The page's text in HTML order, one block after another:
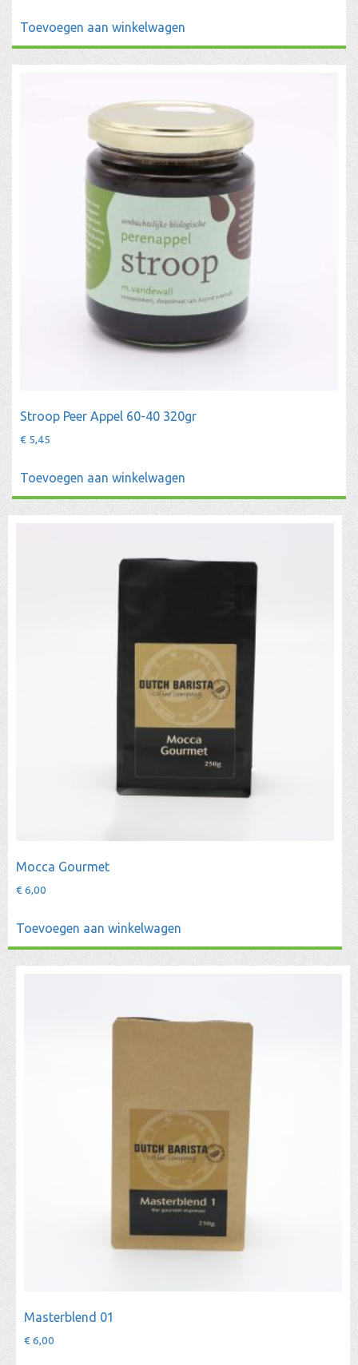
Toevoegen aan winkelwagen
Stroop Peer Appel 60-40 320gr
€ 5,45
Toevoegen aan winkelwagen
Mocca Gourmet
€6,00
Toevoegen aan winkelwagen
Masterblend 01
€6,00